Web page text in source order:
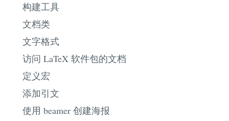
构建工具
文档类
文字格式
访问 LaTeX 软件包的文档
定义宏
添加引文
使用 beamer 创建海报